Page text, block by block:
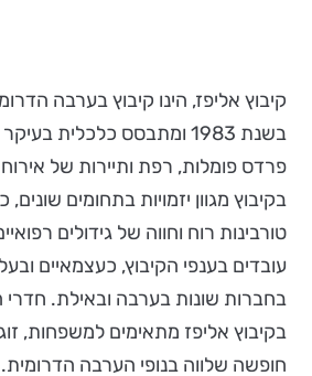
קיבוץ אליפז, הינו קיבוץ בערבה
בשנת 1983 ומתבסס כלכלית
פרדס פומלות, רפת ותיירות של אירוח
בקיבוץ מגוון יזמויות בתחומים שונים,
טורבינות רוח וחווה של גידולים
עובדים בענפי הקיבוץ, כעצמאיים
בחברות שונות בערבה ובאילת. חדרי
בקיבוץ אליפז מתאימים למשפחות,
חופשה שלווה בנופי הערבה הדרומית.